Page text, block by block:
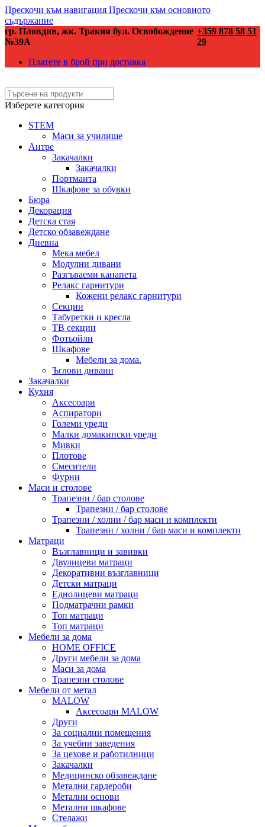
Прескочи към навигация Прескочи към основното
съдържание
гр. Пловдив, жк. Тракия бул. Освобождение
№39А
+359 878 58 51
29
Платете в брой при доставка
Изберете категория
STEM
Маси за училище
Антре
Закачалки
Закачалки
Портманта
Шкафове за обувки
Бюра
Декорация
Детска стая
Детско обзавеждане
Дневна
Мека мебел
Модулни дивани
Разгъваеми канапета
Релакс гарнитури
Кожени релакс гарнитури
Секции
Табуретки и кресла
ТВ секции
Фотьойли
Шкафове
Мебели за дома.
Ъглови дивани
Закачалки
Кухня
Аксесоари
Аспиратори
Големи уреди
Малки домакински уреди
Мивки
Плотове
Смесители
Фурни
Маси и столове
Трапезни / бар столове
Трапезни / бар столове
Трапезни / холни / бар маси и комплекти
Трапезни / холни / бар маси и комплекти
Матраци
Възглавници и завивки
Двулицеви матраци
Декоративни възглавници
Детски матраци
Еднолицеви матраци
Подматрачни рамки
Топ матраци
Топ матраци
Мебели за дома
HOME OFFICE
Други мебели за дома
Маси за дома
Трапезни столове
Мебели от метал
MALOW
Аксесоари MALOW
Други
За социални помещения
За учебни заведения
За цехове и работилници
Закачалки
Медицинско обзавеждане
Метални гардероби
Метални основи
Метални шкафове
Стелажи